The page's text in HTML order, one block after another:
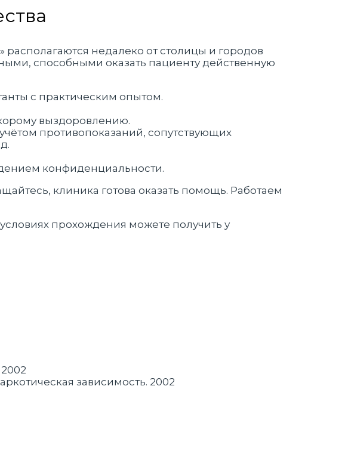
недалеко от столицы и городов
способными оказать пациенту действенную
с практическим опытом.
выздоровлению.
противопоказаний, сопутствующих
конфиденциальности.
клиника готова оказать помощь. Работаем
прохождения можете получить у
зависимость. 2002